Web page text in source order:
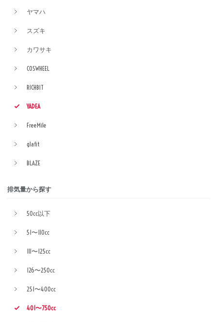
ヤマハ
スズキ
カワサキ
COSWHEEL
RICHBIT
YADEA
FreeMile
glafit
BLAZE
排気量から探す
50cc以下
51〜110cc
111〜125cc
126〜250cc
251〜400cc
401〜750cc